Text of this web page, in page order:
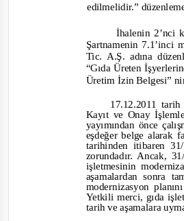
edilmelidir.”
İhalenin 2’nci
Şartnamenin 7.1’inci
Tic. A.Ş. adına
“Gıda Üreten
Üretim İzin Belgesi”
17.12.2011 tarih
Kayıt ve Onay
yayımından önce
eşdeğer belge alarak
tarihinden itibaren
zorundadır. Ancak,
işletmesinin
aşamalardan sonra
modernizasyon
Yetkili merci, gıda
tarih veaşamalara